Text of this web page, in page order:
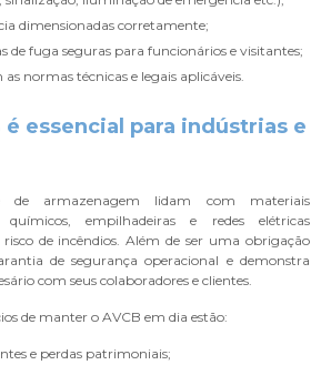
dimensionadas corretamente;
de fuga seguras para funcionários e visitantes;
as normas técnicas e legais aplicáveis.
é essencial para indústrias e
de armazenagem lidam com materiais
químicos, empilhadeiras e redes elétricas
de incêndios. Além de ser uma obrigação
de segurança operacional e demonstra
com seus colaboradores e clientes.
de manter o AVCB em dia estão:
e perdas patrimoniais;